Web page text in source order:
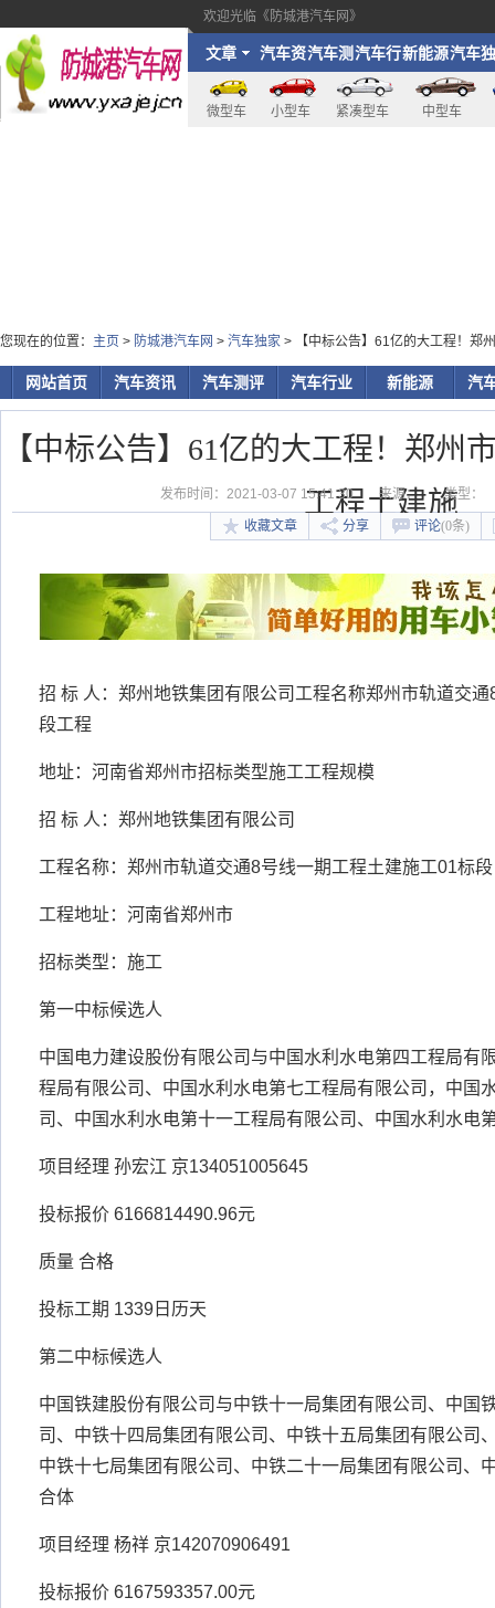
欢迎光临《防城港汽车网》
文章 汽车资
讯
汽车测
评
汽车行
业
新能源汽车独
家
微型车 小型车 紧凑型车 中型车
您现在的位置： 主页 > 防城港汽车网 > 汽车独家 > 【中标公告】61亿的大工程！郑
网站首页 汽车资讯 汽车测评 汽车行业 新能源 汽
【中标公告】61亿的大工程！郑州
工程土建施
发布时间：2021-03-07 15:41:30 来源： 类型：
收藏文章 分享 评论(0条)
招 标 人：郑州地铁集团有限公司工程名称郑州市轨道交
段工程
地址：河南省郑州市招标类型施工工程规模
招 标 人：郑州地铁集团有限公司
工程名称：郑州市轨道交通8号线一期工程土建施工01标段
工程地址：河南省郑州市
招标类型：施工
第一中标候选人
中国电力建设股份有限公司与中国水利水电第四工程局有
程局有限公司、中国水利水电第七工程局有限公司，中国
司、中国水利水电第十一工程局有限公司、中国水利水电
项目经理 孙宏江 京134051005645
投标报价 6166814490.96元
质量 合格
投标工期 1339日历天
第二中标候选人
中国铁建股份有限公司与中铁十一局集团有限公司、中国
司、中铁十四局集团有限公司、中铁十五局集团有限公司
中铁十七局集团有限公司、中铁二十一局集团有限公司、
合体
项目经理 杨祥 京142070906491
投标报价 6167593357.00元